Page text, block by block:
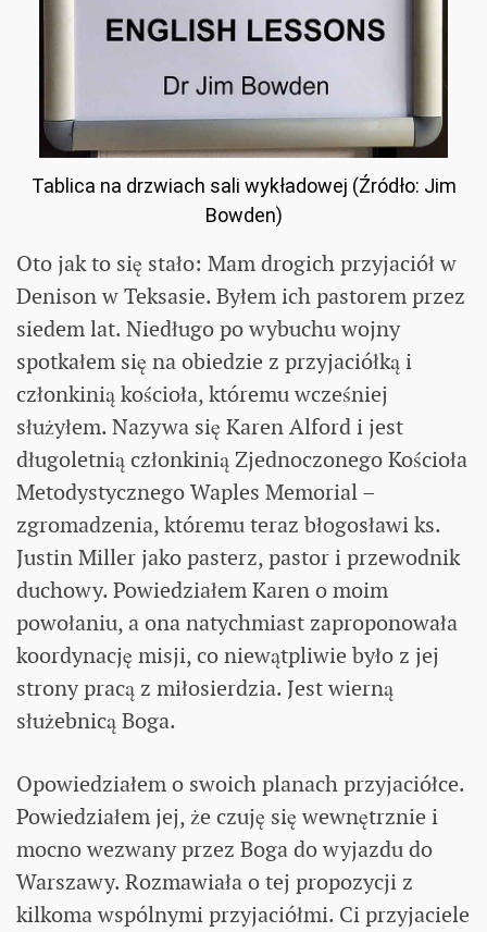
Tablica na drzwiach sali wykładowej (Źródło: Jim
Bowden)
Oto jak to się stało: Mam drogich przyjaciół w
Denison w Teksasie. Byłem ich pastorem przez
siedem lat. Niedługo po wybuchu wojny
spotkałem się na obiedzie z przyjaciółką i
członkinią kościoła, któremu wcześniej
służyłem. Nazywa się Karen Alford i jest
długoletnią członkinią Zjednoczonego Kościoła
Metodystycznego Waples Memorial –
zgromadzenia, któremu teraz błogosławi ks.
Justin Miller jako pasterz, pastor i przewodnik
duchowy. Powiedziałem Karen o moim
powołaniu, a ona natychmiast zaproponowała
koordynację misji, co niewątpliwie było z jej
strony pracą z miłosierdzia. Jest wierną
służebnicą Boga.
Opowiedziałem o swoich planach przyjaciółce.
Powiedziałem jej, że czuję się wewnętrznie i
mocno wezwany przez Boga do wyjazdu do
Warszawy. Rozmawiała o tej propozycji z
kilkoma wspólnymi przyjaciółmi. Ci przyjaciele